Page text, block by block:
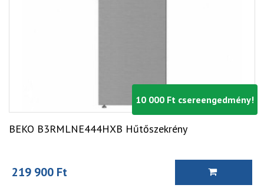
10 000 Ft csereengedmény!
BEKO B3RMLNE444HXB Hűtőszekrény
219 900 Ft